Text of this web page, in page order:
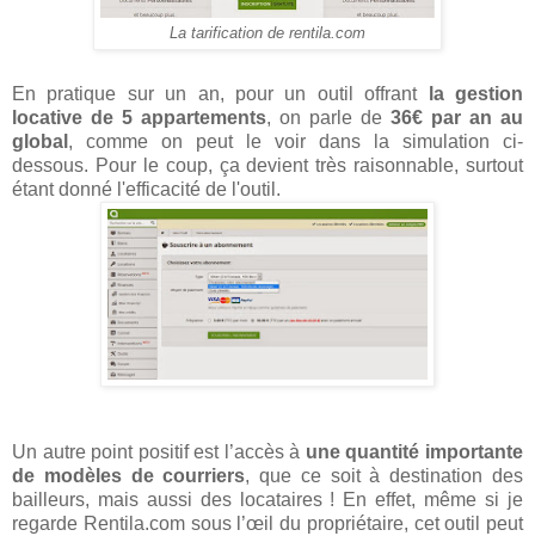
La tarification de rentila.com
En pratique sur un an, pour un outil offrant
la gestion
locative de 5 appartements, on parle de 36€ par an au
global , comme on peut le voir dans la simulation ci-
dessous. Pour le coup, ça devient très raisonnable, surtout
étant donné l'efficacité de l'outil.
Un autre point positif est l’accès à une quantité importante
de modèles de courriers, que ce soit à destination des
bailleurs, mais aussi des locataires ! En effet, même si je
regarde Rentila.com sous l’œil du propriétaire, cet outil peut